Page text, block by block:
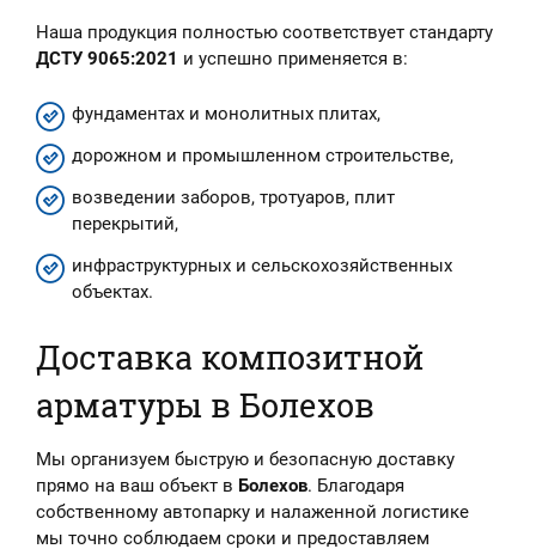
Наша продукция полностью соответствует стандарту
ДСТУ 9065:2021 и успешно применяется в:
фундаментах и монолитных плитах,
дорожном и промышленном строительстве,
возведении заборов, тротуаров, плит
перекрытий,
инфраструктурных и сельскохозяйственных
объектах.
Доставка композитной
арматуры в Болехов
Мы организуем быструю и безопасную доставку
прямо на ваш объект в Болехов. Благодаря
собственному автопарку и налаженной логистике
мы точно соблюдаем сроки и предоставляем